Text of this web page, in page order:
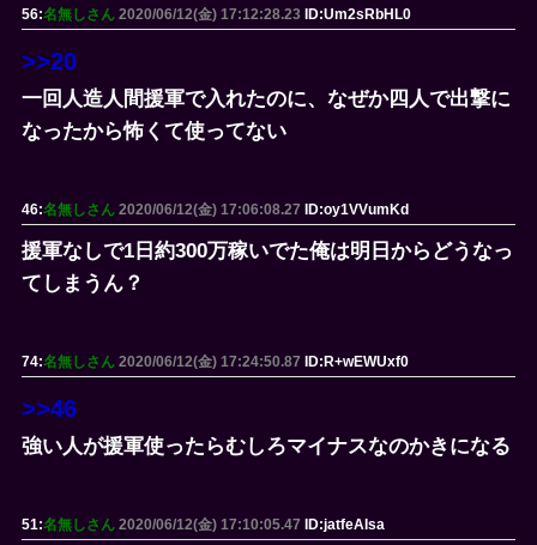
56:名無しさん 2020/06/12(金) 17:12:28.23 ID:Um2sRbHL0
>>20
一回人造人間援軍で入れたのに、なぜか四人で出撃に
なったから怖くて使ってない
46:名無しさん 2020/06/12(金) 17:06:08.27 ID:oy1VVumKd
援軍なしで1日約300万稼いでた俺は明日からどうなっ
てしまうん？
74:名無しさん 2020/06/12(金) 17:24:50.87 ID:R+wEWUxf0
>>46
強い人が援軍使ったらむしろマイナスなのかきになる
51:名無しさん 2020/06/12(金) 17:10:05.47 ID:jatfeAIsa